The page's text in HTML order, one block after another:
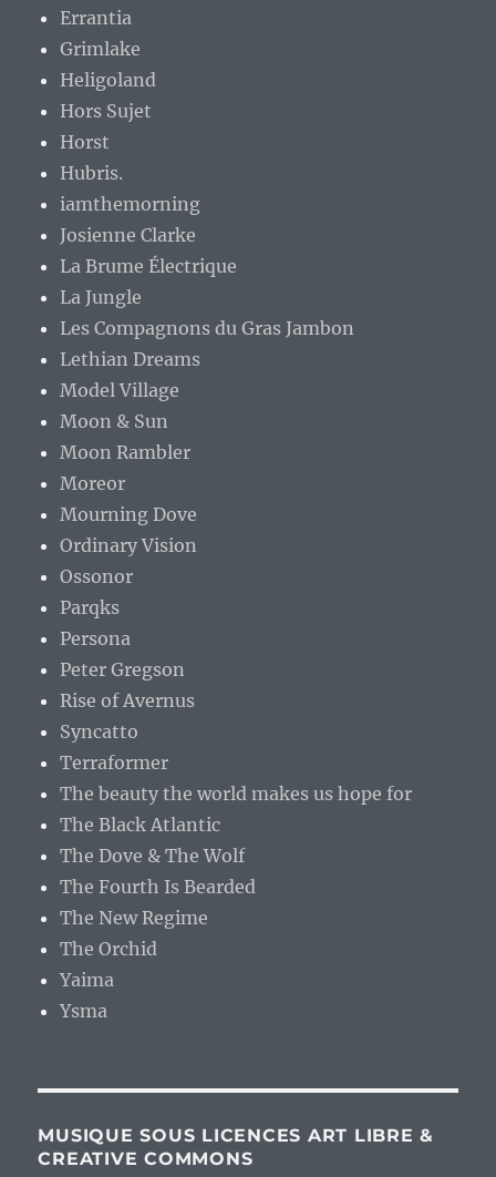
Errantia
Grimlake
Heligoland
Hors Sujet
Horst
Hubris.
iamthemorning
Josienne Clarke
La Brume Électrique
La Jungle
Les Compagnons du Gras Jambon
Lethian Dreams
Model Village
Moon & Sun
Moon Rambler
Moreor
Mourning Dove
Ordinary Vision
Ossonor
Parqks
Persona
Peter Gregson
Rise of Avernus
Syncatto
Terraformer
The beauty the world makes us hope for
The Black Atlantic
The Dove & The Wolf
The Fourth Is Bearded
The New Regime
The Orchid
Yaima
Ysma
MUSIQUE SOUS LICENCES ART LIBRE &
CREATIVE COMMONS